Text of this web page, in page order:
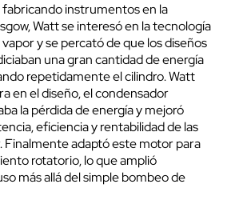
instrumentos en la
Watt se interesó en la tecnología
y se percató de que los diseños
una gran cantidad de energía
repetidamente el cilindro. Watt
en el diseño, el condensador
la pérdida de energía y mejoró
eficiencia y rentabilidad de las
Finalmente adaptó este motor para
rotatorio, lo que amplió
más allá del simple bombeo de